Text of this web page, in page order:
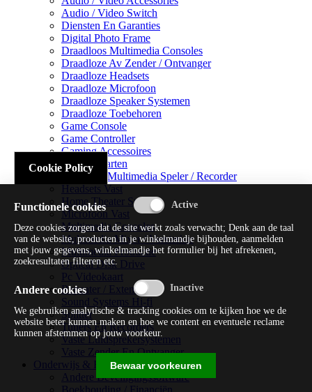
Audio / Video Switch
Diensten En Garanties
Digital Photo Frame
Draadloos Multimedia Consoles
Draadloze Av Zender / Ontvanger
Draadloze Headsets
Draadloze Microfoon
Draadloze Speaker Systemen
Draadloze Toebehoren
Game Console
Game Controller
Gaming Accessoires
Geluidskaarten
Handheld Multimedia Speler / Recorder
Headsets Vast
Home Theater Systems
Microfoon Vast
Multimedia Consoles
Multimedia Mixer / Versterker
Multimedia Productie
Optical Disk Drive
Pc Videokaart
Repeater / Extender
Sound Systems Hi-fi
Splitter
Tuners En Recorders
Vaste Luidsprekersystemen
Vaste Zender En Ontvanger
Onderwijs & Recreatie
Andere Beveiligingssoftware
Cookie Policy
Functionele cookies
Deze cookies zorgen dat de site werkt zoals verwacht; Denk aan de taal
van de website, producten in je winkelmandje bijhouden, aanmelden
met jouw gegevens, winkelmandje het formulier bij het afrekenen,
zoekresultaten filteren etc.
Andere cookies
We gebruiken analytische & tracking cookies om te kijken hoe we de
website beter kunnen maken en hoe we content en eventuele reclame
kunnen afstemmen op jouw voorkeur.
Bewaar voorkeuren